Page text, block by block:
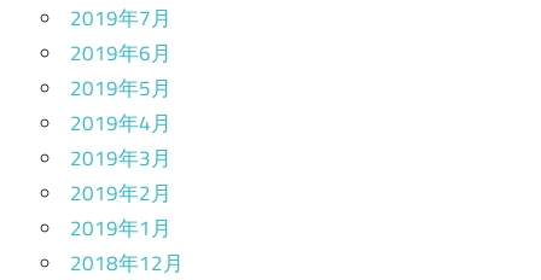
2019年7月
2019年6月
2019年5月
2019年4月
2019年3月
2019年2月
2019年1月
2018年12月